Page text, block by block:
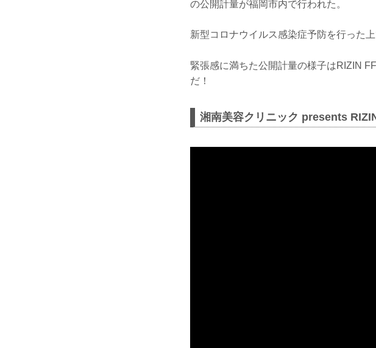
の公開計量が福岡市内で行われた。
新型コロナウイルス感染症予防を行った
緊張感に満ちた公開計量の様子はRIZIN
だ！
湘南美容クリニック presents